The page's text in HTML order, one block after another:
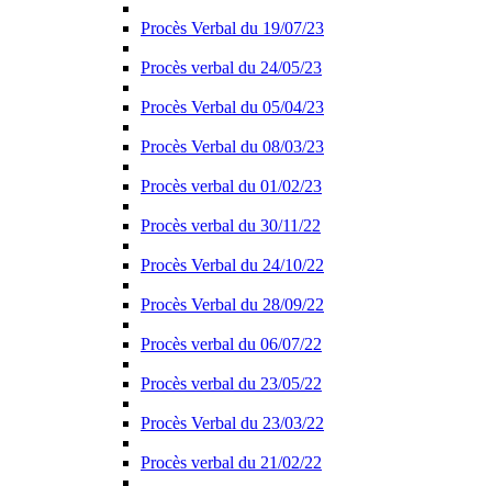
Procès Verbal du 19/07/23
Procès verbal du 24/05/23
Procès Verbal du 05/04/23
Procès Verbal du 08/03/23
Procès verbal du 01/02/23
Procès verbal du 30/11/22
Procès Verbal du 24/10/22
Procès Verbal du 28/09/22
Procès verbal du 06/07/22
Procès verbal du 23/05/22
Procès Verbal du 23/03/22
Procès verbal du 21/02/22